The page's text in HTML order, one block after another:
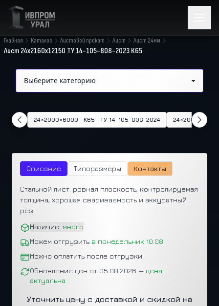
Главная Каталог Листовой прокат Лист Лист 24мм
Лист 24х2160х12150 ТУ 14-105-808-2023 К65
24×2000×6000 · К65 · ТУ 14-105-808-2024 24×2000×6000
Описание Типоразмеры Контакты
Стальной лист: ровная плоскость, контролируемая
толщина, хорошая свариваемость и аккуратный
рез.
Наличие: много
Можем отгрузить в понедельник 10.08
Можно оплатить после отгрузки
Обновление цен от 05.08.2026 — цена
актуальна
Уточнить цену с доставкой и скидкой на